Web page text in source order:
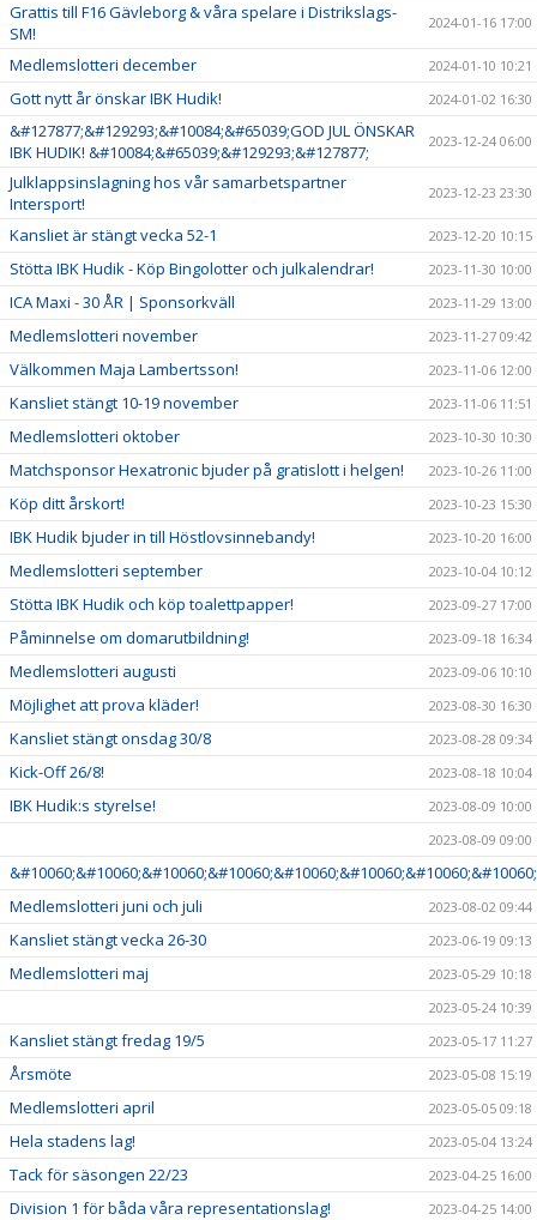
Grattis till F16 Gävleborg & våra spelare i Distrikslags-
SM!
2024-01-16 17:00
Medlemslotteri december 2024-01-10 10:21
Gott nytt år önskar IBK Hudik! 2024-01-02 16:30
&#127877;&#129293;&#10084;&#65039;GOD JUL ÖNSKAR
IBK HUDIK! &#10084;&#65039;&#129293;&#127877;
2023-12-24 06:00
Julklappsinslagning hos vår samarbetspartner
Intersport!
2023-12-23 23:30
Kansliet är stängt vecka 52-1 2023-12-20 10:15
Stötta IBK Hudik - Köp Bingolotter och julkalendrar! 2023-11-30 10:00
ICA Maxi - 30 ÅR | Sponsorkväll 2023-11-29 13:00
Medlemslotteri november 2023-11-27 09:42
Välkommen Maja Lambertsson! 2023-11-06 12:00
Kansliet stängt 10-19 november 2023-11-06 11:51
Medlemslotteri oktober 2023-10-30 10:30
Matchsponsor Hexatronic bjuder på gratislott i helgen! 2023-10-26 11:00
Köp ditt årskort! 2023-10-23 15:30
IBK Hudik bjuder in till Höstlovsinnebandy! 2023-10-20 16:00
Medlemslotteri september 2023-10-04 10:12
Stötta IBK Hudik och köp toalettpapper! 2023-09-27 17:00
Påminnelse om domarutbildning! 2023-09-18 16:34
Medlemslotteri augusti 2023-09-06 10:10
Möjlighet att prova kläder! 2023-08-30 16:30
Kansliet stängt onsdag 30/8 2023-08-28 09:34
Kick-Off 26/8! 2023-08-18 10:04
IBK Hudik:s styrelse!
2023-08-09 10:00
2023-08-09 09:00
Medlemslotteri juni och juli
2023-08-02 09:44
Kansliet stängt vecka 26-30 2023-06-19 09:13
Medlemslotteri maj
2023-05-29 10:18
2023-05-24 10:39
Kansliet stängt fredag 19/5 2023-05-17 11:27
Årsmöte 2023-05-08 15:19
Medlemslotteri april 2023-05-05 09:18
Hela stadens lag! 2023-05-04 13:24
Tack för säsongen 22/23 2023-04-25 16:00
Division 1 för båda våra representationslag! 2023-04-25 14:00